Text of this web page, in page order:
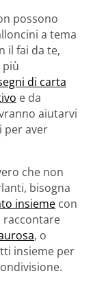
possono
a tema
il fai da te,
più
di carta
e da
aiutarvi
per aver
che non
bisogna
insieme con
raccontare
, o
insieme per